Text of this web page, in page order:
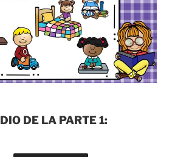
DE LA PARTE 1: